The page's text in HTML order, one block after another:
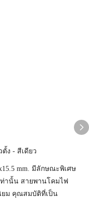
ตั้ง - สีเดียว
mm. มีลักษณะพิเศษ
ท่านั้น สายพานโคมไฟ
ยม คุณสมบัติที่เป็น